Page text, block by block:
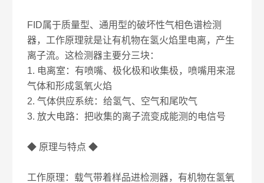
FID属于质量型、通用型的破坏性气相色谱检测
器，工作原理就是让有机物在氢火焰里电离，产生
离子流。这检测器主要分三块：
1. 电离室：有喷嘴、极化极和收集极，喷嘴用来混
气体和形成氢氧火焰
2. 气体供应系统：给氢气、空气和尾吹气
3. 放大电路：把收集的离子流变成能测的电信号
◆ 原理与特点 ◆
工作原理：载气带着样品进检测器，有机物在氢氧